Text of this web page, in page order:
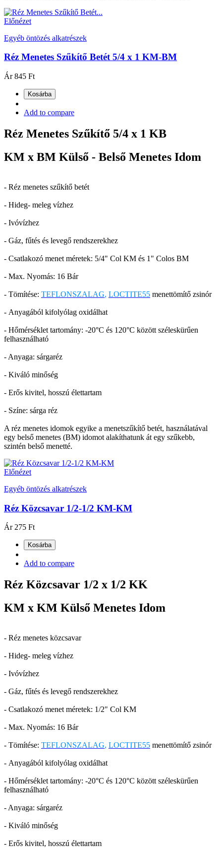
Előnézet
Egyéb öntözés alkatrészek
Réz Menetes Szűkítő Betét 5/4 x 1 KM-BM
Ár 845 Ft
Kosárba
Add to compare
Réz Menetes Szűkítő 5/4 x 1 KB
KM x BM Külső - Belső Menetes Idom
- Réz menetes szűkítő betét
- Hideg- meleg vízhez
- Ivóvízhez
- Gáz, fűtés és levegő rendszerekhez
- Csatlakozó menet méretek: 5/4" Col KM és 1" Colos BM
- Max. Nyomás: 16 Bár
- Tömítése: TEFLONSZALAG, LOCTITE55 menettömítő zsinór
- Anyagából kifolyólag oxidálhat
- Hőmérséklet tartomány: -20°C és 120°C között széleskürűen
felhasználható
- Anyaga: sárgaréz
- Kiváló minőség
- Erős kivitel, hosszú élettartam
- Színe: sárga réz
A réz menetes idomok egyike a menetszűkítő betét, használatával
egy belső menetes (BM) idomot alakíthatunk át egy szűkebb,
szintén belső menetté.
Előnézet
Egyéb öntözés alkatrészek
Réz Közcsavar 1/2-1/2 KM-KM
Ár 275 Ft
Kosárba
Add to compare
Réz Közcsavar 1/2 x 1/2 KK
KM x KM Külső Menetes Idom
- Réz menetes közcsavar
- Hideg- meleg vízhez
- Ivóvízhez
- Gáz, fűtés és levegő rendszerekhez
- Csatlakozó menet méretek: 1/2" Col KM
- Max. Nyomás: 16 Bár
- Tömítése: TEFLONSZALAG, LOCTITE55 menettömítő zsinór
- Anyagából kifolyólag oxidálhat
- Hőmérséklet tartomány: -20°C és 120°C között széleskürűen
felhasználható
- Anyaga: sárgaréz
- Kiváló minőség
- Erős kivitel, hosszú élettartam